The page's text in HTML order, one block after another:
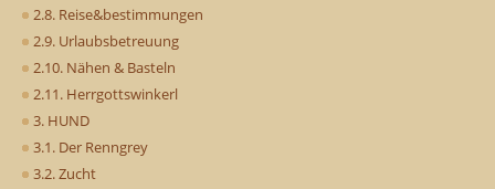
2.8. Reise&bestimmungen
2.9. Urlaubsbetreuung
2.10. Nähen & Basteln
2.11. Herrgottswinkerl
3. HUND
3.1. Der Renngrey
3.2. Zucht